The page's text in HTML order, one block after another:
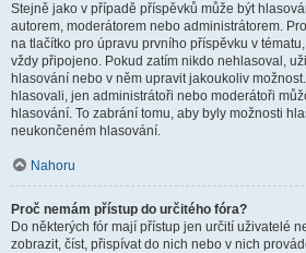
Stejně jako v případě příspěvků může být
autorem, moderátorem nebo administrátorem.
na tlačítko pro úpravu prvního příspěvku v
vždy připojeno. Pokud zatím nikdo nehlasoval,
hlasování nebo v něm upravit jakoukoliv
hlasovali, jen administrátoři nebo moderátoři
hlasování. To zabrání tomu, aby byly možnosti
neukončeném hlasování.
Nahoru
Proč nemám přístup do určitého fóra?
Do některých fór mají přístup jen určití uživatelé
zobrazit, číst, přispívat do nich nebo v nich